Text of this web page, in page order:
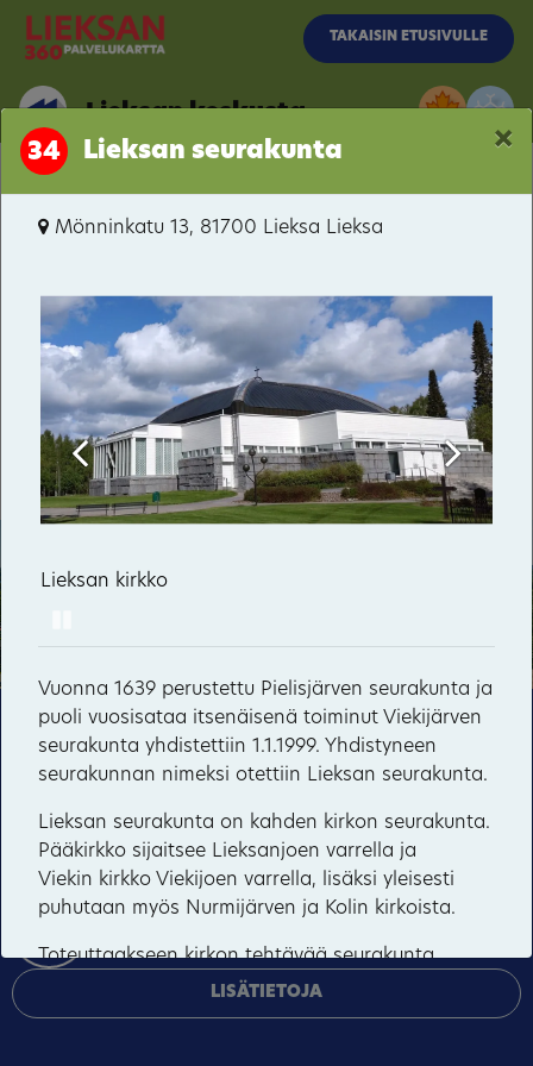
Tämä sivusto käyttää pakollisia evästeitä sivuston
toiminnan ja tietoturvan varmentamiseen sekä
mainosten personointiin ja liikenteen analysointiin.
HYVÄKSY KAIKKI
LISÄTIETOJA
Siirry pääsisältöön
TAKAISIN ETUSIVULLE
Lieksan keskusta
Pielisentie / Kainuuntie
Rantakylä
Kevätniemi
Satama
Rantala
Rauhala
34 Lieksan seurakunta ×
Mönninkatu 13, 81700 Lieksa Lieksa
Lieksan kirkko
Lieksan kirkko
Lieksan seurakuntakeskuksen seurakuntasali
Lieksan kirkon alttaritaulu
Vuonna 1639 perustettu Pielisjärven seurakunta ja
puoli vuosisataa itsenäisenä toiminut Viekijärven
seurakunta yhdistettiin 1.1.1999. Yhdistyneen
seurakunnan nimeksi otettiin Lieksan seurakunta.
Lieksan seurakunta on kahden kirkon seurakunta.
Pääkirkko sijaitsee Lieksanjoen varrella ja
Viekin kirkko Viekijoen varrella, lisäksi yleisesti
puhutaan myös Nurmijärven ja Kolin kirkoista.
Toteuttaakseen kirkon tehtävää seurakunta
huolehtii jumalanpalvelusten pitämisestä, kasteen
ja ehtoollisen toimittamisesta sekä muista